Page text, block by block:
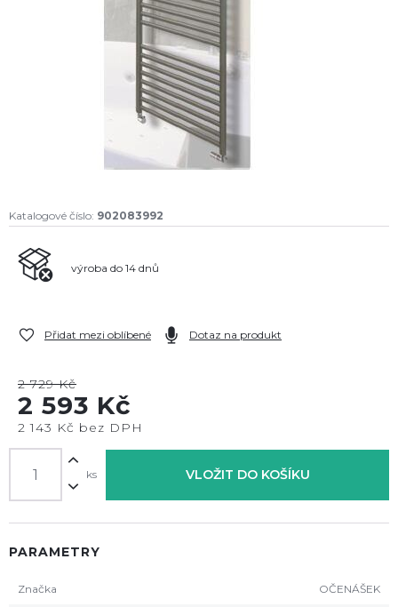
Katalogové číslo: 902083992
výroba do 14 dnů
Přidat mezi oblíbené Dotaz na produkt
2 729 Kč
2 593 Kč
2 143 Kč bez DPH
ks VLOŽIT DO KOŠÍKU
PARAMETRY
Značka OČENÁŠEK